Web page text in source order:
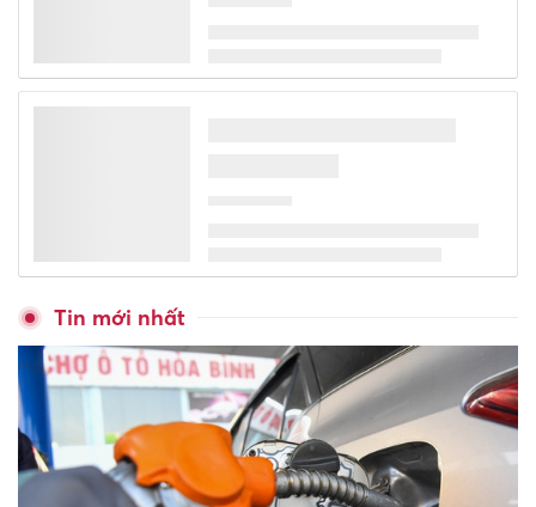
Kỳ họp không thường lệ lần
Con số may mắn hôm nay
3/8/2026 năm sinh ăn LỘC
trong ngày